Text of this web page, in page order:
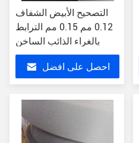
التصحيح الأبيض الشفاف
0.12 مم 0.15 مم الترابط
بالغراء الذائب الساخن
احصل على افضل